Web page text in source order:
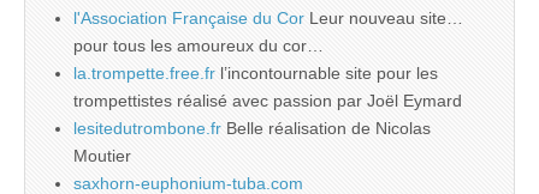
l'Association Française du Cor Leur nouveau site…
pour tous les amoureux du cor…
la.trompette.free.fr l’incontournable site pour les
trompettistes réalisé avec passion par Joël Eymard
lesitedutrombone.fr Belle réalisation de Nicolas
Moutier
saxhorn-euphonium-tuba.com